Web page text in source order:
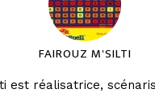
FAIROUZ M'SILTI
est réalisatrice,